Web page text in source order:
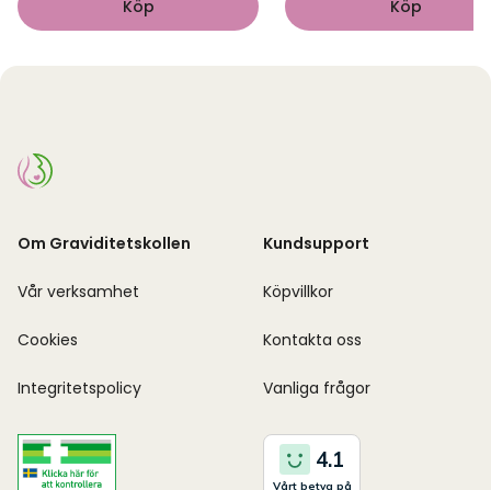
Köp Köp
Om Graviditetskollen
Vår verksamhet
Cookies
Integritetspolicy
Kundsupport
Köpvillkor
Kontakta oss
Vanliga frågor